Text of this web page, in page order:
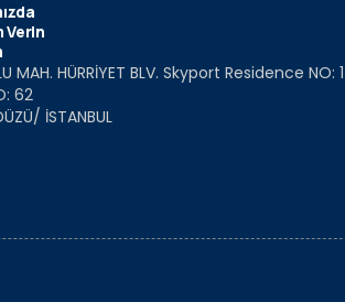
Verin
MAH. HÜRRİYET BLV. Skyport Residence NO:
62
İSTANBUL